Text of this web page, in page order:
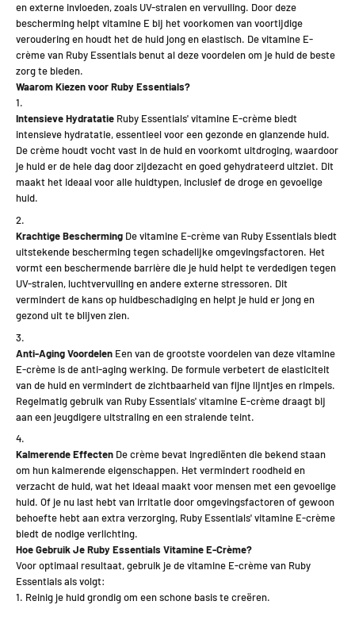
en externe invloeden, zoals UV-stralen en vervuiling. Door deze
bescherming helpt vitamine E bij het voorkomen van voortijdige
veroudering en houdt het de huid jong en elastisch. De vitamine E-
crème van Ruby Essentials benut al deze voordelen om je huid de beste
zorg te bieden.
Waarom Kiezen voor Ruby Essentials?
Intensieve Hydratatie Ruby Essentials' vitamine E-crème biedt
intensieve hydratatie, essentieel voor een gezonde en glanzende huid.
De crème houdt vocht vast in de huid en voorkomt uitdroging, waardoor
je huid er de hele dag door zijdezacht en goed gehydrateerd uitziet. Dit
maakt het ideaal voor alle huidtypen, inclusief de droge en gevoelige
huid.
Krachtige Bescherming De vitamine E-crème van Ruby Essentials biedt
uitstekende bescherming tegen schadelijke omgevingsfactoren. Het
vormt een beschermende barrière die je huid helpt te verdedigen tegen
UV-stralen, luchtvervuiling en andere externe stressoren. Dit
vermindert de kans op huidbeschadiging en helpt je huid er jong en
gezond uit te blijven zien.
Anti-Aging Voordelen Een van de grootste voordelen van deze vitamine
E-crème is de anti-aging werking. De formule verbetert de elasticiteit
van de huid en vermindert de zichtbaarheid van fijne lijntjes en rimpels.
Regelmatig gebruik van Ruby Essentials' vitamine E-crème draagt bij
aan een jeugdigere uitstraling en een stralende teint.
Kalmerende Effecten De crème bevat ingrediënten die bekend staan
om hun kalmerende eigenschappen. Het vermindert roodheid en
verzacht de huid, wat het ideaal maakt voor mensen met een gevoelige
huid. Of je nu last hebt van irritatie door omgevingsfactoren of gewoon
behoefte hebt aan extra verzorging, Ruby Essentials' vitamine E-crème
biedt de nodige verlichting.
Hoe Gebruik Je Ruby Essentials Vitamine E-Crème?
Voor optimaal resultaat, gebruik je de vitamine E-crème van Ruby
Essentials als volgt:
Reinig je huid grondig om een schone basis te creëren.